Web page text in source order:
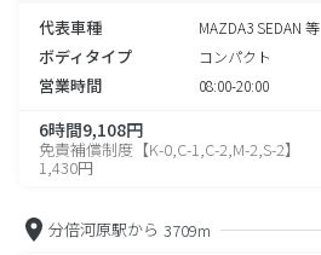
代表車種 MAZDA3 SEDAN 等
ボディタイプ コンパクト
営業時間 08:00-20:00
6時間9,108円
免責補償制度【K-0,C-1,C-2,M-2,S-2】
1,430円
分倍河原駅から 3709m